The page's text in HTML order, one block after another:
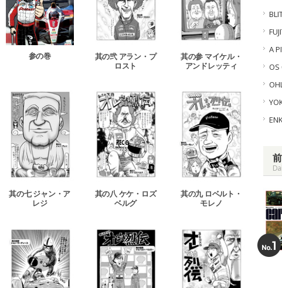
参の巻
其の弐 アラン・プ
ロスト
其の参 マイケル・
アンドレッティ
其の七 ジャン・ア
レジ
其の八 ケケ・ロズ
ベルグ
其の九 ロベルト・
モレノ
A
OS